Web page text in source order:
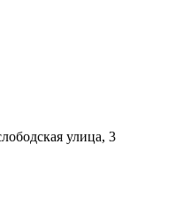
улица, 3